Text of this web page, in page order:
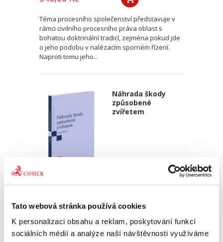
Tato webová stránka používá cookies
K personalizaci obsahu a reklam, poskytování funkcí
sociálních médií a analýze naší návštěvnosti využíváme
Téma procesního společenství představuje v
rámci civilního procesního práva oblast s
bohatou doktrinální tradicí, zejména pokud jde
o jeho podobu v nalézacím sporném řízení.
Naproti tomu jeho...
Náhrada škody
způsobené
zvířetem
Josef Bártů
390,00 Kč
Publikace pojednává o předpokladech vzniku
povinnosti nahradit újmu způsobenou zvířetem